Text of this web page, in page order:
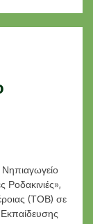
Ροδακινιές»,
(ΤΟΒ) σε